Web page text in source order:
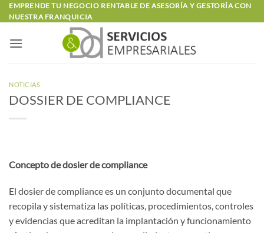
Saltar
al
EMPRENDE TU NEGOCIO RENTABLE DE ASESORÍA Y GESTORÍA CON
NUESTRA FRANQUICIA
NOTICIAS
DOSSIER DE COMPLIANCE
Concepto de dosier de compliance
El dosier de compliance es un conjunto documental que
recopila y sistematiza las políticas, procedimientos, controles
y evidencias que acreditan la implantación y funcionamiento